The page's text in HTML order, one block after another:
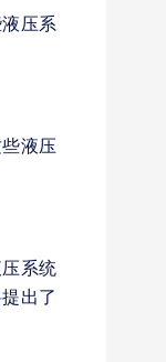
压系
液压
系统
出了